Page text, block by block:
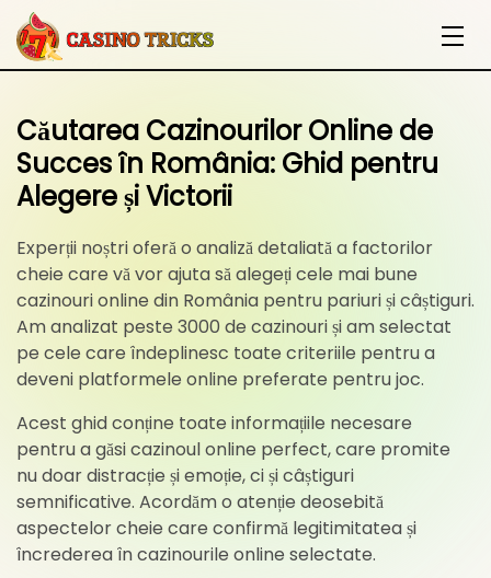
Căutarea Cazinourilor Online de
Succes în România: Ghid pentru
Alegere și Victorii
Experții noștri oferă o analiză detaliată a factorilor
cheie care vă vor ajuta să alegeți cele mai bune
cazinouri online din România pentru pariuri și câștiguri.
Am analizat peste 3000 de cazinouri și am selectat
pe cele care îndeplinesc toate criteriile pentru a
deveni platformele online preferate pentru joc.
Acest ghid conține toate informațiile necesare
pentru a găsi cazinoul online perfect, care promite
nu doar distracție și emoție, ci și câștiguri
semnificative. Acordăm o atenție deosebită
aspectelor cheie care confirmă legitimitatea și
încrederea în cazinourile online selectate.